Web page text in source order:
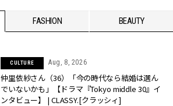
FASHION BEAUTY
CULTURE Aug, 8, 2026
仲里依紗さん（36）「今の時代なら結婚は選ん
でいないかも」【ドラマ『Tokyo middle 30』イ
ンタビュー】 | CLASSY.[クラッシィ]